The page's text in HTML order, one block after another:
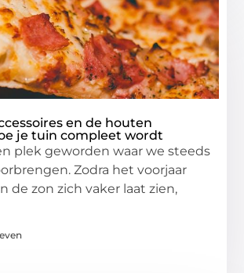
en de houten
je tuin compleet wordt
plek geworden waar we steeds
Zodra het voorjaar
de zon zich vaker laat zien,